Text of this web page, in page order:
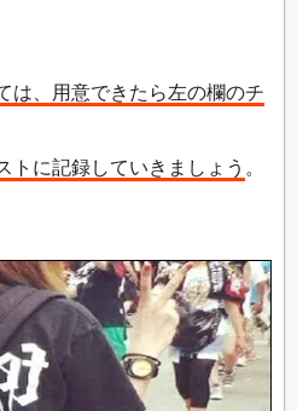
は、用意できたら左の欄のチ
トに記録していきましょう